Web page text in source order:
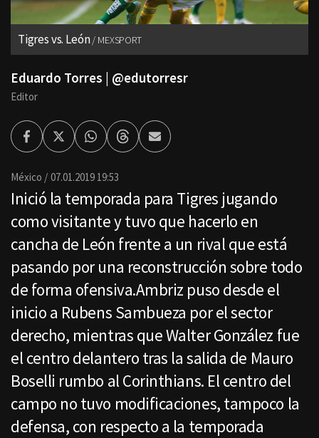
Tigres vs. León MEXSPORT
Eduardo Torres | @edutorresr
Editor
FacebookTwitterWhatsappThreadsEnviar
por
México 07.01.2019 19:53
Inició la temporada para Tigres jugando
como visitante y tuvo que hacerlo en
cancha de León frente a un rival que está
pasando por una reconstrucción sobre todo
de forma ofensiva.Ambriz puso desde el
inicio a Rubens Sambueza por el sector
derecho, mientras que Walter González fue
el centro delantero tras la salida de Mauro
Boselli rumbo al Corinthians. El centro del
campo no tuvo modificaciones, tampoco la
defensa, con respecto a la temporada